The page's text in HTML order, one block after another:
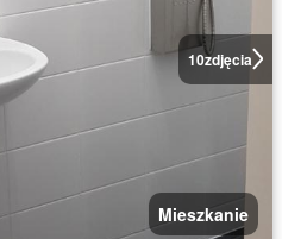
10zdjęcia
Mieszkanie